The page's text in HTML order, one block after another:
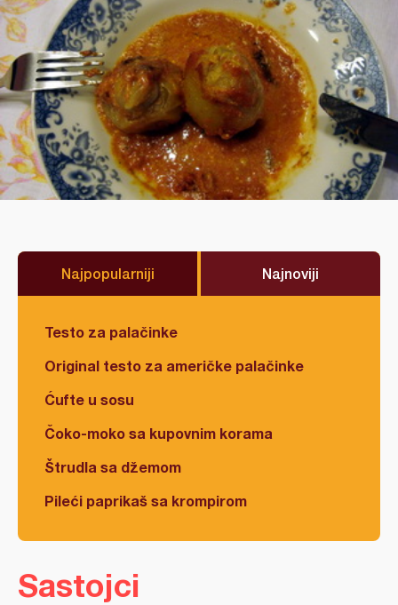
Najpopularniji Najnoviji
Testo za palačinke
Original testo za američke palačinke
Ćufte u sosu
Čoko-moko sa kupovnim korama
Štrudla sa džemom
Pileći paprikaš sa krompirom
Sastojci